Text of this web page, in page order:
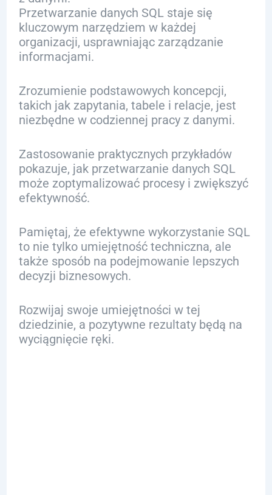
Przetwarzanie danych SQL staje się
kluczowym narzędziem w każdej
organizacji, usprawniając zarządzanie
informacjami.
Zrozumienie podstawowych koncepcji,
takich jak zapytania, tabele i relacje, jest
niezbędne w codziennej pracy z danymi.
Zastosowanie praktycznych przykładów
pokazuje, jak przetwarzanie danych SQL
może zoptymalizować procesy i zwiększyć
efektywność.
Pamiętaj, że efektywne wykorzystanie SQL
to nie tylko umiejętność techniczna, ale
także sposób na podejmowanie lepszych
decyzji biznesowych.
Rozwijaj swoje umiejętności w tej
dziedzinie, a pozytywne rezultaty będą na
wyciągnięcie ręki.